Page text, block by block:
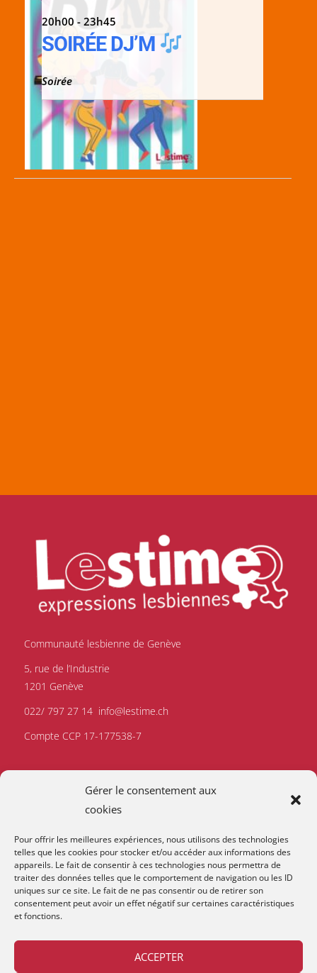
Gérer le consentement aux
cookies
Pour offrir les meilleures expériences, nous utilisons des technologies
telles que les cookies pour stocker et/ou accéder aux informations des
appareils. Le fait de consentir à ces technologies nous permettra de
traiter des données telles que le comportement de navigation ou les ID
uniques sur ce site. Le fait de ne pas consentir ou de retirer son
consentement peut avoir un effet négatif sur certaines caractéristiques
et fonctions.
ACCEPTER
20h00 - 23h45
SOIRÉE DJ’M
Soirée
Communauté lesbienne de Genève
5, rue de l’Industrie
1201 Genève
022/ 797 27 14 info@lestime.ch
Compte CCP 17-177538-7